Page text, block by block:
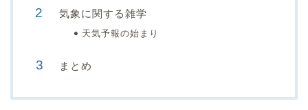
気象に関する雑学
天気予報の始まり
まとめ